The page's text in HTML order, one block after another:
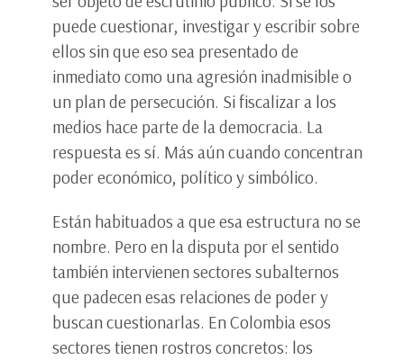
puede cuestionar, investigar y escribir sobre
ellos sin que eso sea presentado de
inmediato como una agresión inadmisible o
un plan de persecución. Si fiscalizar a los
medios hace parte de la democracia. La
respuesta es sí. Más aún cuando concentran
poder económico, político y simbólico.
Están habituados a que esa estructura no se
nombre. Pero en la disputa por el sentido
también intervienen sectores subalternos
que padecen esas relaciones de poder y
buscan cuestionarlas. En Colombia esos
sectores tienen rostros concretos: los